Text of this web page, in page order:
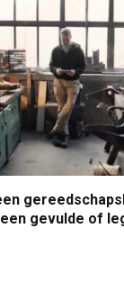
gevulde of